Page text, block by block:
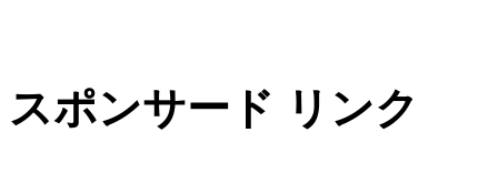
スポンサード リンク